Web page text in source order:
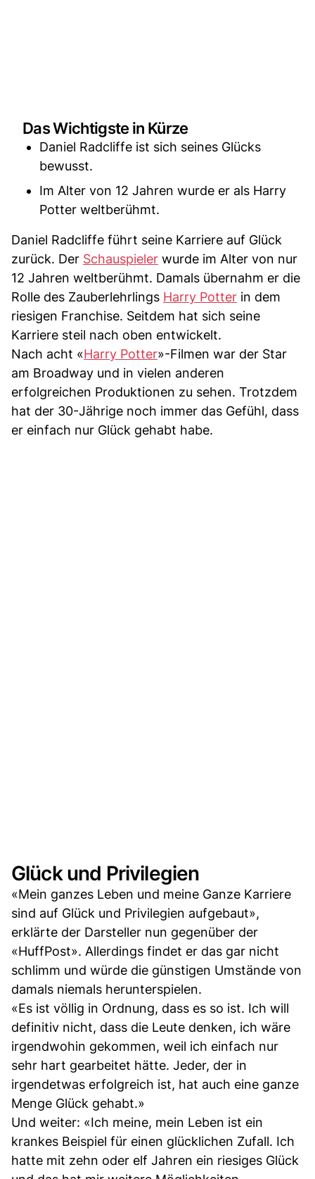
Das Wichtigste in Kürze
Daniel Radcliffe ist sich seines Glücks
bewusst.
Im Alter von 12 Jahren wurde er als Harry
Potter weltberühmt.
Daniel Radcliffe führt seine Karriere auf Glück
zurück. Der Schauspieler wurde im Alter von nur
12 Jahren weltberühmt. Damals übernahm er die
Rolle des Zauberlehrlings Harry Potter in dem
riesigen Franchise. Seitdem hat sich seine
Karriere steil nach oben entwickelt.
Nach acht «Harry Potter»-Filmen war der Star
am Broadway und in vielen anderen
erfolgreichen Produktionen zu sehen. Trotzdem
hat der 30-Jährige noch immer das Gefühl, dass
er einfach nur Glück gehabt habe.
Glück und Privilegien
«Mein ganzes Leben und meine Ganze Karriere
sind auf Glück und Privilegien aufgebaut»,
erklärte der Darsteller nun gegenüber der
«HuffPost». Allerdings findet er das gar nicht
schlimm und würde die günstigen Umstände von
damals niemals herunterspielen.
«Es ist völlig in Ordnung, dass es so ist. Ich will
definitiv nicht, dass die Leute denken, ich wäre
irgendwohin gekommen, weil ich einfach nur
sehr hart gearbeitet hätte. Jeder, der in
irgendetwas erfolgreich ist, hat auch eine ganze
Menge Glück gehabt.»
Und weiter: «Ich meine, mein Leben ist ein
krankes Beispiel für einen glücklichen Zufall. Ich
hatte mit zehn oder elf Jahren ein riesiges Glück